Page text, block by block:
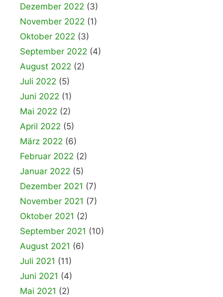
Dezember 2022 (3)
November 2022 (1)
Oktober 2022 (3)
September 2022 (4)
August 2022 (2)
Juli 2022 (5)
Juni 2022 (1)
Mai 2022 (2)
April 2022 (5)
März 2022 (6)
Februar 2022 (2)
Januar 2022 (5)
Dezember 2021 (7)
November 2021 (7)
Oktober 2021 (2)
September 2021 (10)
August 2021 (6)
Juli 2021 (11)
Juni 2021 (4)
Mai 2021 (2)